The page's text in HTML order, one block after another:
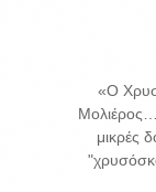
«Ο
Μολιέρος…
μικρές